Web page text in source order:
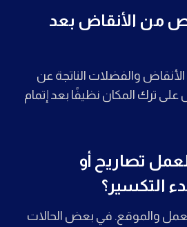
من الأنقاض بعد
الأنقاض والفضلات الناتجة عن
ترك المكان نظيفًا بعد إتمام
تصاريح أو
التكسير؟
والموقع. في بعض الحالات